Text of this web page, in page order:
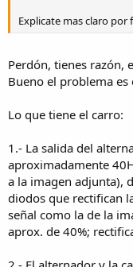
Explicate mas claro por
Perdón, tienes razón,
Bueno el problema es
Lo que tiene el carro:
1.- La salida del
aproximadamente
a la imagen adjunta),
diodos que rectifican
señal como la de la
aprox. de 40%;